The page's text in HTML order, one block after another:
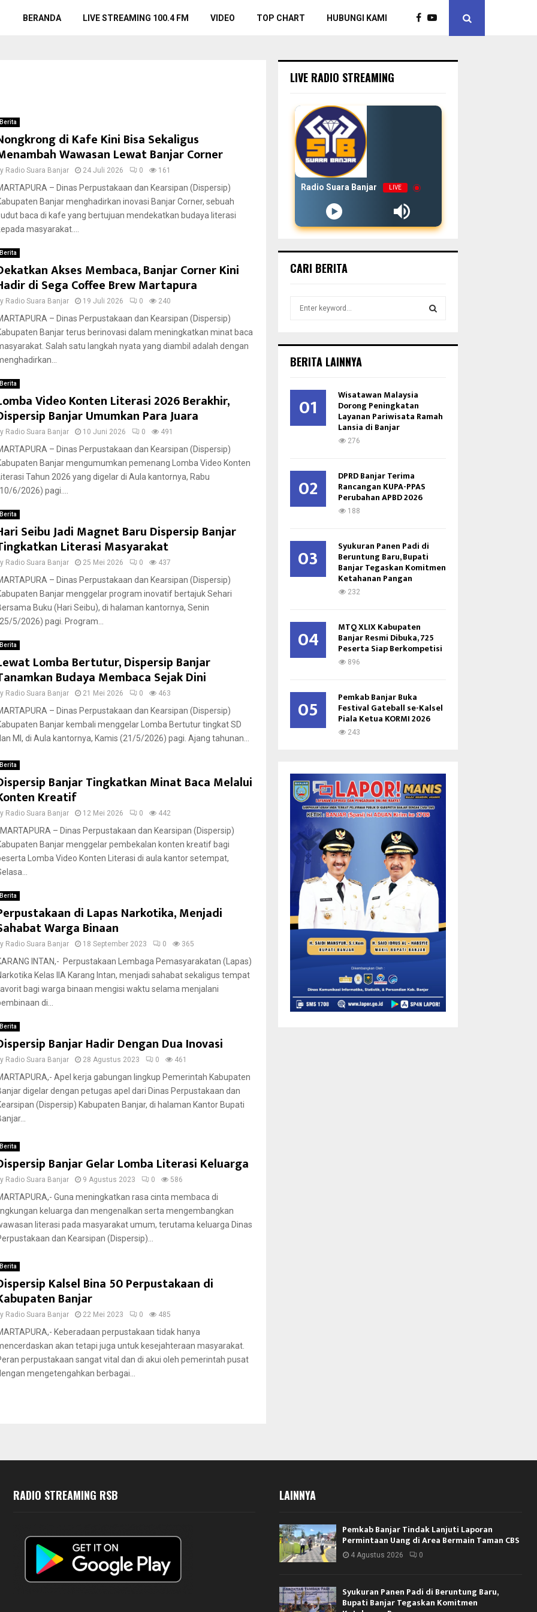
BERANDA LIVE STREAMING 100.4 FM VIDEO TOP CHART HUBUNGI KAMI
Berita
di Kafe Kini Bisa Sekaligus
Wawasan Lewat Banjar Corner
Radio Suara Banjar 24 Juli 2026 0 161
– Dinas Perpustakaan dan Kearsipan (Dispersip)
Banjar menghadirkan inovasi Banjar Corner, sebuah
baca di kafe yang bertujuan mendekatkan budaya literasi
masyarakat....
Berita
Akses Membaca, Banjar Corner Kini
di Sega Coffee Brew Martapura
Radio Suara Banjar 19 Juli 2026 0 240
– Dinas Perpustakaan dan Kearsipan (Dispersip)
Banjar terus berinovasi dalam meningkatkan minat baca
Salah satu langkah nyata yang diambil adalah dengan
Berita
Video Konten Literasi 2026 Berakhir,
Banjar Umumkan Para Juara
Radio Suara Banjar 10 Juni 2026 0 491
– Dinas Perpustakaan dan Kearsipan (Dispersip)
Banjar mengumumkan pemenang Lomba Video Konten
Tahun 2026 yang digelar di Aula kantornya, Rabu
6/2026) pagi....
Berita
Seibu Jadi Magnet Baru Dispersip Banjar
Literasi Masyarakat
Radio Suara Banjar 25 Mei 2026 0 437
– Dinas Perpustakaan dan Kearsipan (Dispersip)
Banjar menggelar program inovatif bertajuk Sehari
Buku (Hari Seibu), di halaman kantornya, Senin
5/2026) pagi. Program...
Berita
Lomba Bertutur, Dispersip Banjar
Budaya Membaca Sejak Dini
Radio Suara Banjar 21 Mei 2026 0 463
– Dinas Perpustakaan dan Kearsipan (Dispersip)
Banjar kembali menggelar Lomba Bertutur tingkat SD
MI, di Aula kantornya, Kamis (21/5/2026) pagi. Ajang tahunan...
Berita
Banjar Tingkatkan Minat Baca Melalui
Kreatif
Radio Suara Banjar 12 Mei 2026 0 442
– Dinas Perpustakaan dan Kearsipan (Dispersip)
Banjar menggelar pembekalan konten kreatif bagi
Lomba Video Konten Literasi di aula kantor setempat,
Berita
di Lapas Narkotika, Menjadi
Warga Binaan
Radio Suara Banjar 18 September 2023 0 365
INTAN,- Perpustakaan Lembaga Pemasyarakatan (Lapas)
Kelas IIA Karang Intan, menjadi sahabat sekaligus tempat
bagi warga binaan mengisi waktu selama menjalani
di...
Berita
Banjar Hadir Dengan Dua Inovasi
Radio Suara Banjar 28 Agustus 2023 0 461
Apel kerja gabungan lingkup Pemerintah Kabupaten
digelar dengan petugas apel dari Dinas Perpustakaan dan
(Dispersip) Kabupaten Banjar, di halaman Kantor Bupati
Berita
Banjar Gelar Lomba Literasi Keluarga
Radio Suara Banjar 9 Agustus 2023 0 586
Guna meningkatkan rasa cinta membaca di
keluarga dan mengenalkan serta mengembangkan
literasi pada masyarakat umum, terutama keluarga Dinas
dan Kearsipan (Dispersip)...
Berita
Kalsel Bina 50 Perpustakaan di
Banjar
Radio Suara Banjar 22 Mei 2023 0 485
Keberadaan perpustakaan tidak hanya
akan tetapi juga untuk kesejahteraan masyarakat.
perpustakaan sangat vital dan di akui oleh pemerintah pusat
mengetengahkan berbagai...
LIVE RADIO STREAMING
Radio Suara Banjar LIVE
CARI BERITA
h
o
BERITA LAINNYA
01 Wisatawan Malaysia
Dorong Peningkatan
Layanan Pariwisata Ramah
Lansia di Banjar
276
02 DPRD Banjar Terima
Rancangan KUPA-PPAS
Perubahan APBD 2026
188
03 Syukuran Panen Padi di
Beruntung Baru, Bupati
Banjar Tegaskan Komitmen
Ketahanan Pangan
232
04 MTQ XLIX Kabupaten
Banjar Resmi Dibuka, 725
Peserta Siap Berkompetisi
896
05 Pemkab Banjar Buka
Festival Gateball se-Kalsel
Piala Ketua KORMI 2026
243
RADIO STREAMING RSB LAINNYA
Pemkab Banjar Tindak Lanjuti Laporan
Permintaan Uang di Area Bermain Taman CBS
4 Agustus 2026 0
Syukuran Panen Padi di Beruntung Baru,
Bupati Banjar Tegaskan Komitmen